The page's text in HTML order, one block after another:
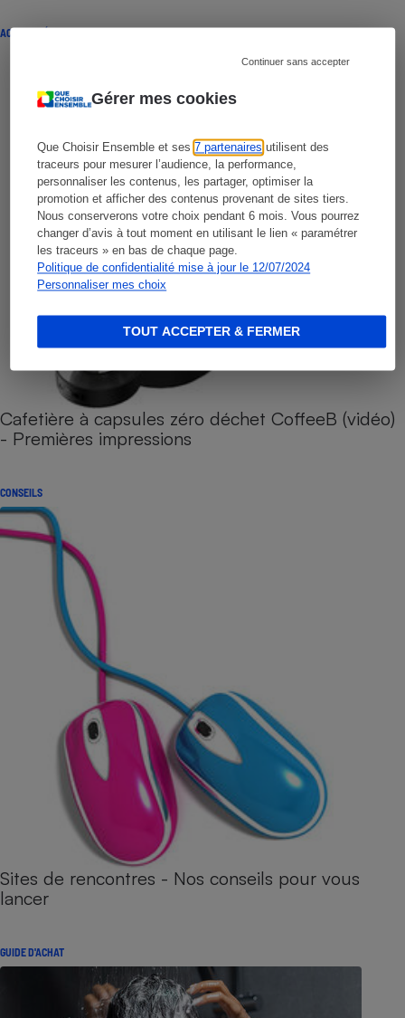
Gérer mes cookies
Que Choisir Ensemble et ses7 partenaires utilisent des
traceurs pour mesurer l’audience, la performance,
personnaliser les contenus, les partager, optimiser la
promotion et afficher des contenus provenant de sites tiers.
Nous conserverons votre choix pendant 6 mois. Vous pourrez
changer d’avis à tout moment en utilisant le lien « paramétrer
les traceurs » en bas de chaque page.
Politique de confidentialité mise à jour le 12/07/2024
Personnaliser mes choix
Continuer sans accepter
TOUT ACCEPTER & FERMER
ACTUALITÉ
Cafetière à capsules zéro déchet CoffeeB (vidéo)
- Premières impressions
CONSEILS
Sites de rencontres - Nos conseils pour vous
lancer
GUIDE D'ACHAT